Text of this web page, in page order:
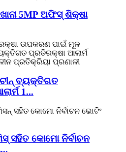
5MP ଅଫିସ୍ ଶିକ୍ଷା
ଚୀନ୍ ବ୍ୟକ୍ତିଗତ
1...
ସହିତ କୋମୋ ନିର୍ବାଚନ